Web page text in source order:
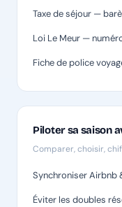
Taxe de séjour —
Loi Le Meur —
Fiche de police
Piloter sa saison
Comparer, choisir,
Synchroniser Airbnb
Éviter les doubles